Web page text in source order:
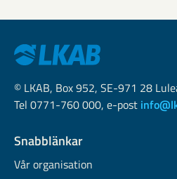
© LKAB, Box 952, SE-971 28
Tel 0771-760 000, e-post
Snabblänkar
Vår organisation